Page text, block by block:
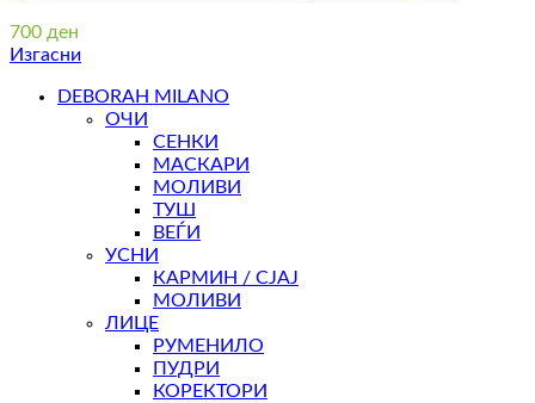
700 ден
Изгасни
DEBORAH MILANO
ОЧИ
СЕНКИ
МАСКАРИ
МОЛИВИ
ТУШ
ВЕЃИ
УСНИ
КАРМИН / СЈАЈ
МОЛИВИ
ЛИЦЕ
РУМЕНИЛО
ПУДРИ
КОРЕКТОРИ